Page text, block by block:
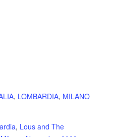
, LOMBARDIA, MILANO
, Lous and The